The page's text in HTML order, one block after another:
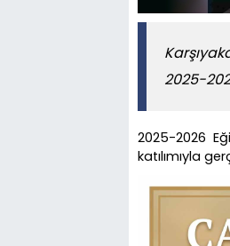
2025-
2025-2026
katılımıyla